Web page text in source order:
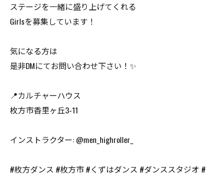
ステージを一緒に盛り上げてくれる
Girlsを募集しています！
気になる方は
是非DMにてお問い合わせ下さい！✨
📍カルチャーハウス
枚方市香里ヶ丘3-11
インストラクター: @men_highroller_
#枚方ダンス #枚方市 #くずはダンス #ダンススタジオ #